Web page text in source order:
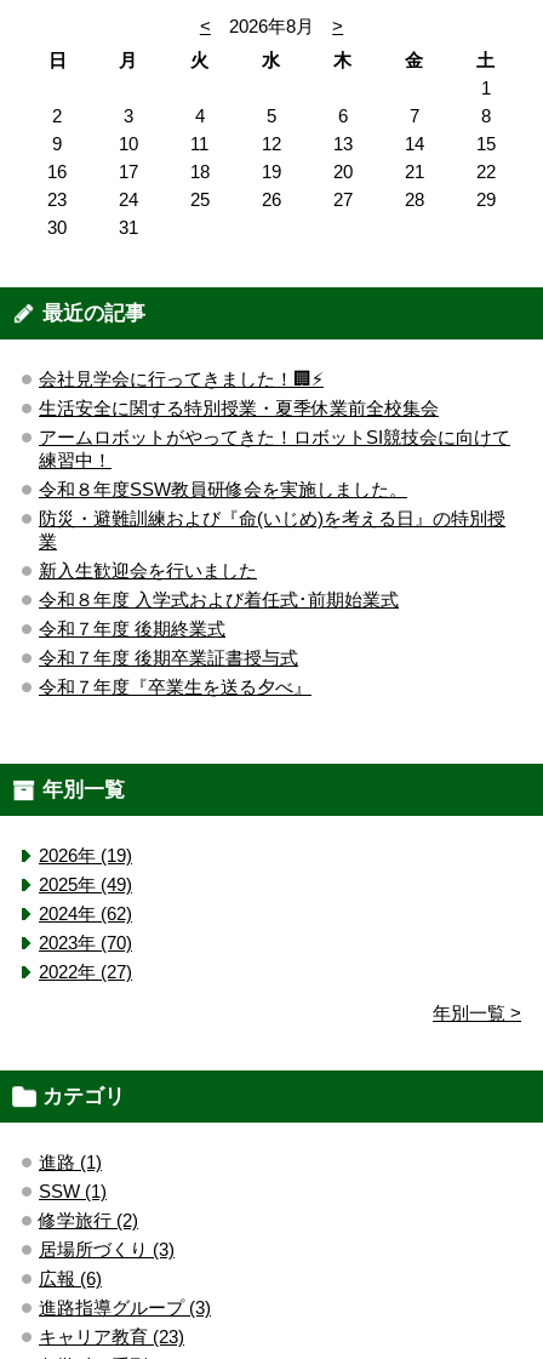
< 2026年8月
>
日
月 火 水 木 金
土
1
2
3 4 5 6 7
8
9
10 11 12 13 14
15
16
17 18 19 20 21
22
23
24 25 26 27 28
29
30
31
最近の記事
会社見学会に行ってきました！🏢⚡️
生活安全に関する特別授業・夏季休業前全校集会
アームロボットがやってきた！ロボットSI競技会に向けて
練習中！
令和８年度SSW教員研修会を実施しました。
防災・避難訓練および『命(いじめ)を考える日』の特別授
業
新入生歓迎会を行いました
令和８年度 入学式および着任式･前期始業式
令和７年度 後期終業式
令和７年度 後期卒業証書授与式
令和７年度『卒業生を送る夕べ』
年別一覧
2026年 (19)
2025年 (49)
2024年 (62)
2023年 (70)
2022年 (27)
年別一覧 >
カテゴリ
進路 (1)
SSW (1)
修学旅行 (2)
居場所づくり (3)
広報 (6)
進路指導グループ (3)
キャリア教育 (23)